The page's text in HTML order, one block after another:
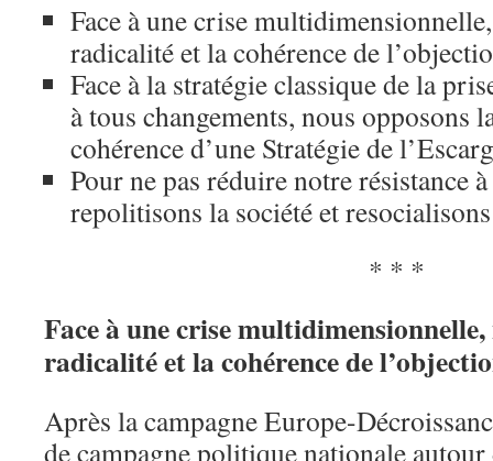
Face à une crise
radicalité et la cohérence de
Face à la stratégie classique de la
à tous changements, nous opposons
cohérence d’une Stratégie de
Pour ne pas réduire notre résistance
repolitisons la société et
* * *
Face à une crise
radicalité et la cohérence de
Après la campagne Europe-
de campagne politique nationale autour